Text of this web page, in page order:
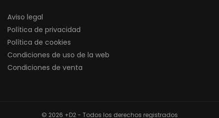
Aviso legal
Política de privacidad
Política de cookies
Condiciones de uso de la web
Condiciones de venta
© 2026 +D2 - Todos los derechos registrados